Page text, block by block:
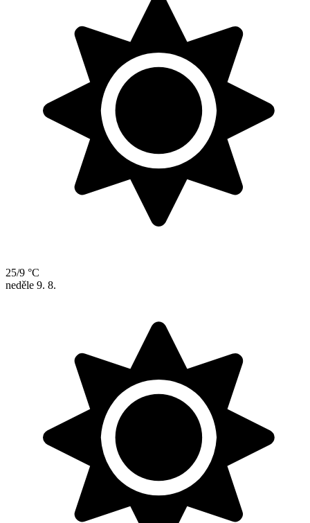
25/9 °C
neděle 9. 8.